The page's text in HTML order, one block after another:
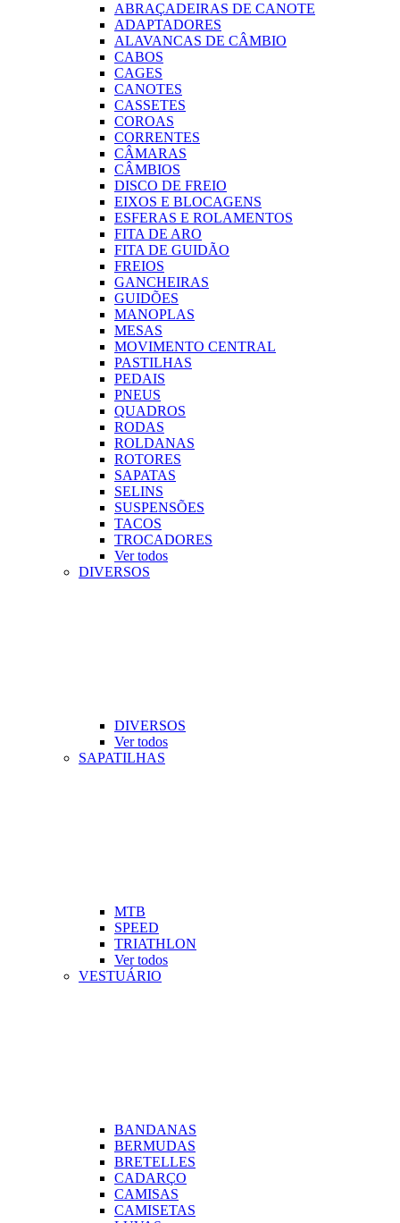
ABRAÇADEIRAS DE CANOTE
ADAPTADORES
ALAVANCAS DE CÂMBIO
CABOS
CAGES
CANOTES
CASSETES
COROAS
CORRENTES
CÂMARAS
CÂMBIOS
DISCO DE FREIO
EIXOS E BLOCAGENS
ESFERAS E ROLAMENTOS
FITA DE ARO
FITA DE GUIDÃO
FREIOS
GANCHEIRAS
GUIDÕES
MANOPLAS
MESAS
MOVIMENTO CENTRAL
PASTILHAS
PEDAIS
PNEUS
QUADROS
RODAS
ROLDANAS
ROTORES
SAPATAS
SELINS
SUSPENSÕES
TACOS
TROCADORES
Ver todos
DIVERSOS
DIVERSOS
Ver todos
SAPATILHAS
MTB
SPEED
TRIATHLON
Ver todos
VESTUÁRIO
BANDANAS
BERMUDAS
BRETELLES
CADARÇO
CAMISAS
CAMISETAS